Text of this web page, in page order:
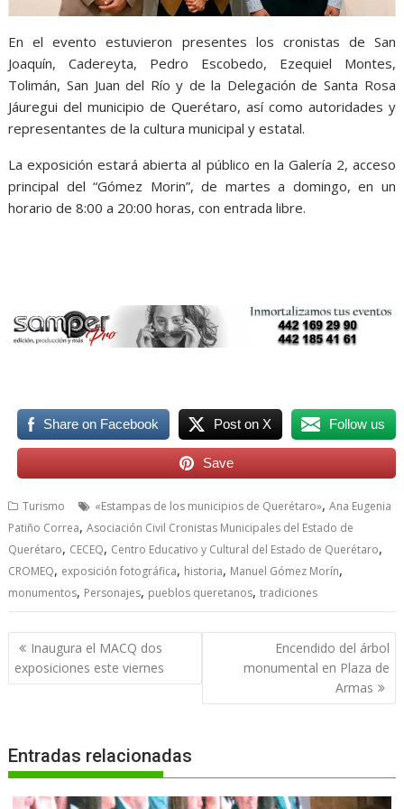
En el evento estuvieron presentes los cronistas de San
Joaquín, Cadereyta, Pedro Escobedo, Ezequiel Montes,
Tolimán, San Juan del Río y de la Delegación de Santa Rosa
Jáuregui del municipio de Querétaro, así como autoridades y
representantes de la cultura municipal y estatal.
La exposición estará abierta al público en la Galería 2, acceso
principal del “Gómez Morin”, de martes a domingo, en un
horario de 8:00 a 20:00 horas, con entrada libre.
Share on Facebook Post on X Follow us
Save
Turismo «Estampas de los municipios de Querétaro»,Ana Eugenia
Patiño Correa,Asociación Civil Cronistas Municipales del Estado de
Querétaro, CECEQ, Centro Educativo y Cultural del Estado de Querétaro,
CROMEQ, exposición fotográfica, historia, Manuel Gómez Morín,
monumentos, Personajes, pueblos queretanos,tradiciones
Navegación
de
entradas
Inaugura el MACQ dos
exposiciones este viernes
Encendido del árbol
monumental en Plaza de
Armas
Entradas relacionadas